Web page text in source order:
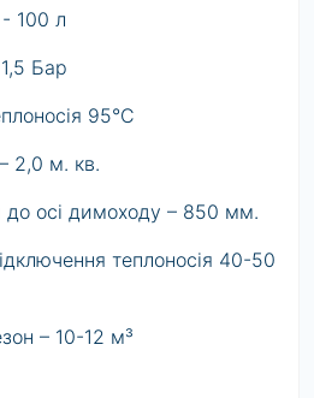
100 л
Бар
95°C
2,0 м. кв.
до осі димоходу – 850 мм.
теплоносія 40-50
– 10-12 м³